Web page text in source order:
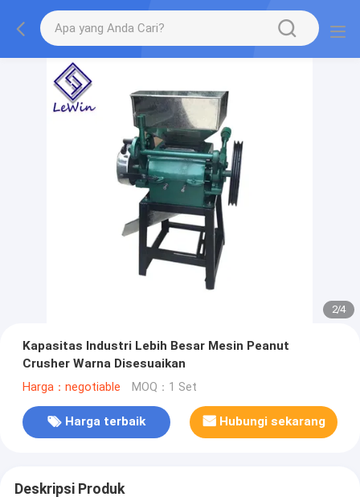
2/4
Kapasitas Industri Lebih Besar Mesin Peanut
Crusher Warna Disesuaikan
Harga：negotiable MOQ：1 Set
Harga terbaik Hubungi sekarang
Deskripsi Produk